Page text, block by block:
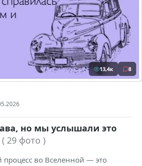
13,4к 8
но мы услышали это
( 29 фото )
во Вселенной — это